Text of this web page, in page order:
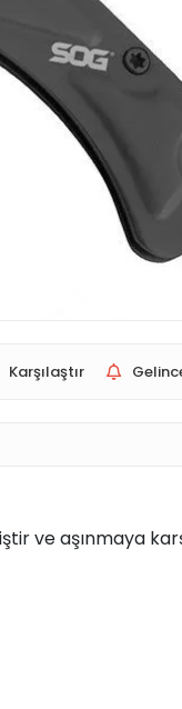
Karşılaştır
aşınmaya karşı